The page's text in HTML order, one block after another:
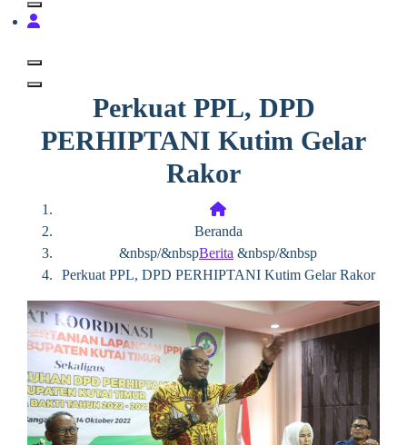
Perkuat PPL, DPD
PERHIPTANI Kutim Gelar
Rakor
Beranda
&nbsp/&nbspBerita &nbsp/&nbsp
Perkuat PPL, DPD PERHIPTANI Kutim Gelar Rakor